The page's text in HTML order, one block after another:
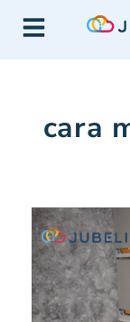
cara